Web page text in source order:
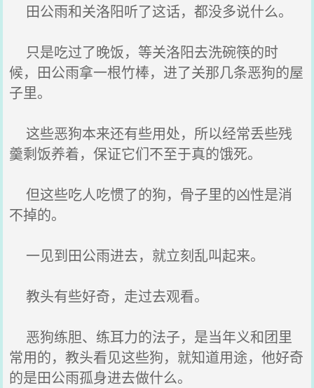
田公雨和关洛阳听了这话，都没多说什么。
只是吃过了晚饭，等关洛阳去洗碗筷的时
候，田公雨拿一根竹棒，进了关那几条恶狗的屋
子里。
这些恶狗本来还有些用处，所以经常丢些残
羹剩饭养着，保证它们不至于真的饿死。
但这些吃人吃惯了的狗，骨子里的凶性是消
不掉的。
一见到田公雨进去，就立刻乱叫起来。
教头有些好奇，走过去观看。
恶狗练胆、练耳力的法子，是当年义和团里
常用的，教头看见这些狗，就知道用途，他好奇
的是田公雨孤身进去做什么。